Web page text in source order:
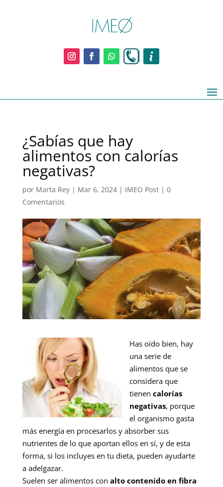
¿Sabías que hay
alimentos con calorías
negativas?
por Marta Rey| Mar 6, 2024| IMEO Post| 0
Comentarios
Has oído bien, hay
una serie de
alimentos que se
considera que
tienen calorías
negativas, porque
el organismo gasta
más energía en procesarlos y absorber sus
nutrientes de lo que aportan ellos en sí, y de esta
forma, si los incluyes en tu dieta, pueden ayudarte
a adelgazar.
Suelen ser alimentos con alto contenido en fibra